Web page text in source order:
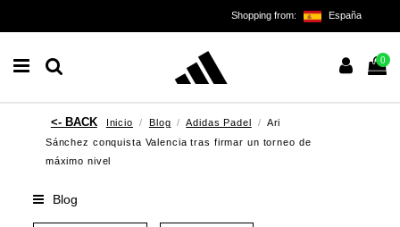
Shopping from: España
0
Inicio Blog Adidas Padel
Ari
Sánchez conquista Valencia tras firmar un torneo de
máximo nivel
Blog